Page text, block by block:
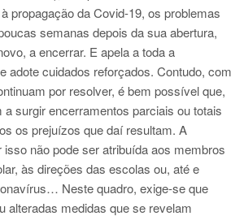
propagação da Covid-19, os problemas
semanas depois da sua abertura,
a encerrar. E apela a toda a
adote cuidados reforçados. Contudo, com
por resolver, é bem possível que,
surgir encerramentos parciais ou totais
os prejuízos que daí resultam. A
isso não pode ser atribuída aos membros
às direções das escolas ou, até e
Neste quadro, exige-se que
alteradas medidas que se revelam